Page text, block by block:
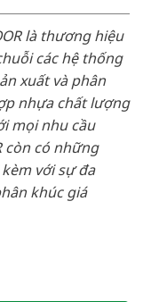
là thương hiệu
các hệ thống
xuất và phân
nhựa chất lượng
mọi nhu cầu
còn có những
với sự đa
khúc giá